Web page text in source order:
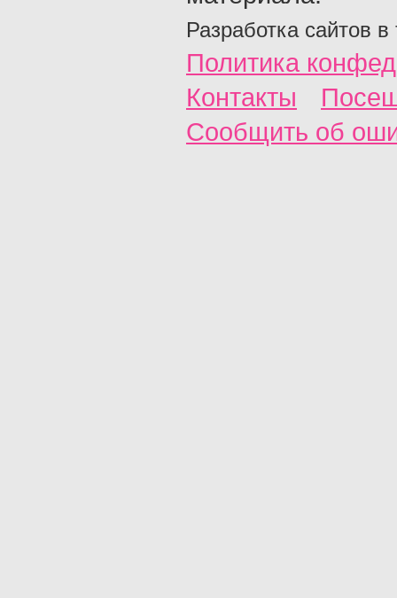
Разработка сайтов в
Политика
Контакты
Сообщить об